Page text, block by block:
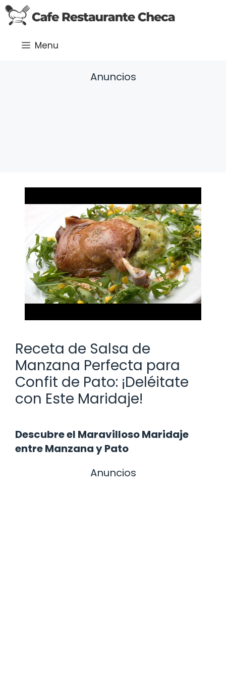
Saltar
al
Menu
Anuncios
Receta de Salsa de
Manzana Perfecta para
Confit de Pato: ¡Deléitate
con Este Maridaje!
Descubre el Maravilloso Maridaje
entre Manzana y Pato
Anuncios